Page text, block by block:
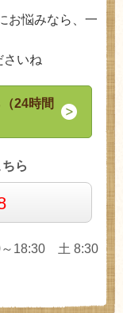
お悩みなら、一
さいね
24時間
ら
～18:30 土 8:30